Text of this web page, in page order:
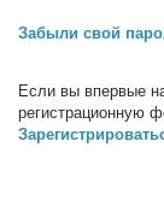
Забыли свой
Если вы впервые
регистрационную